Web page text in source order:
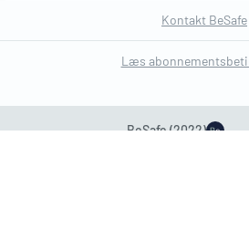
Kontakt BeSafe
Læs
BeSafe (2022)
Code of Conduct